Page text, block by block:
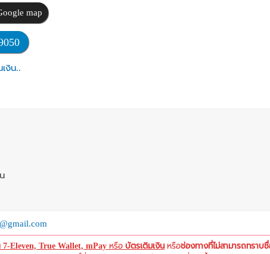
map
งิน..
7-Eleven, True Wallet, mPay หรือ บัตรเติมเงินหรือช่องทางที่ไม่สามารถทราบ